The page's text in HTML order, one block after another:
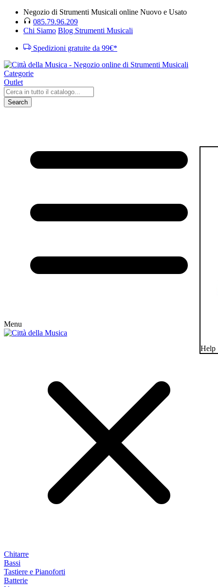
Negozio di Strumenti Musicali online Nuovo e Usato
085.79.96.209
Chi Siamo Blog Strumenti Musicali
Spedizioni gratuite da 99€*
Categorie
Outlet
Search
Menu
Chitarre
Bassi
Tastiere e Pianoforti
Batterie
Help